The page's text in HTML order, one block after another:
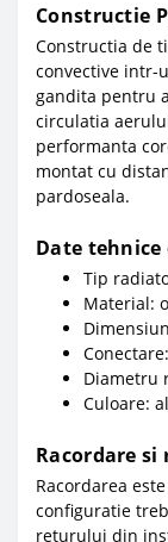
Constructie
Constructia de
convective intr-
gandita pentru
circulatia
performanta
montat cu
pardoseala.
Date
Tip
Material:
Diametru
Culoare:
Racordare si
Racordarea
configuratie
returului din